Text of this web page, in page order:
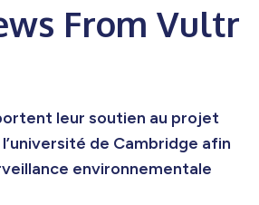
From Vultr
leur soutien au projet
l’université de Cambridge afin
environnementale